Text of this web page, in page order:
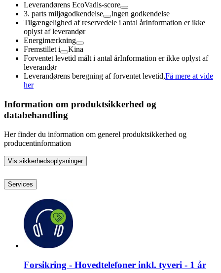
Leverandørens EcoVadis-score
3. parts miljøgodkendelse
Ingen godkendelse
Tilgængelighed af reservedele i antal årInformation er ikke
oplyst af leverandør
Energimærkning
Fremstillet i
Kina
Forventet levetid målt i antal årInformation er ikke oplyst af
leverandør
Leverandørens beregning af forventet levetid,Få mere at vide
her
Information om produktsikkerhed og
databehandling
Her finder du information om generel produktsikkerhed og
producentinformation
Vis sikkerhedsoplysninger
Services
Forsikring - Hovedtelefoner inkl. tyveri - 1 år